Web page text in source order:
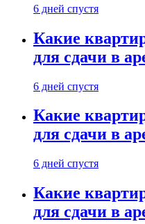
6 дней спустя
Какие
для сдачи в
6 дней спустя
Какие
для сдачи в
6 дней спустя
Какие
для сдачи в